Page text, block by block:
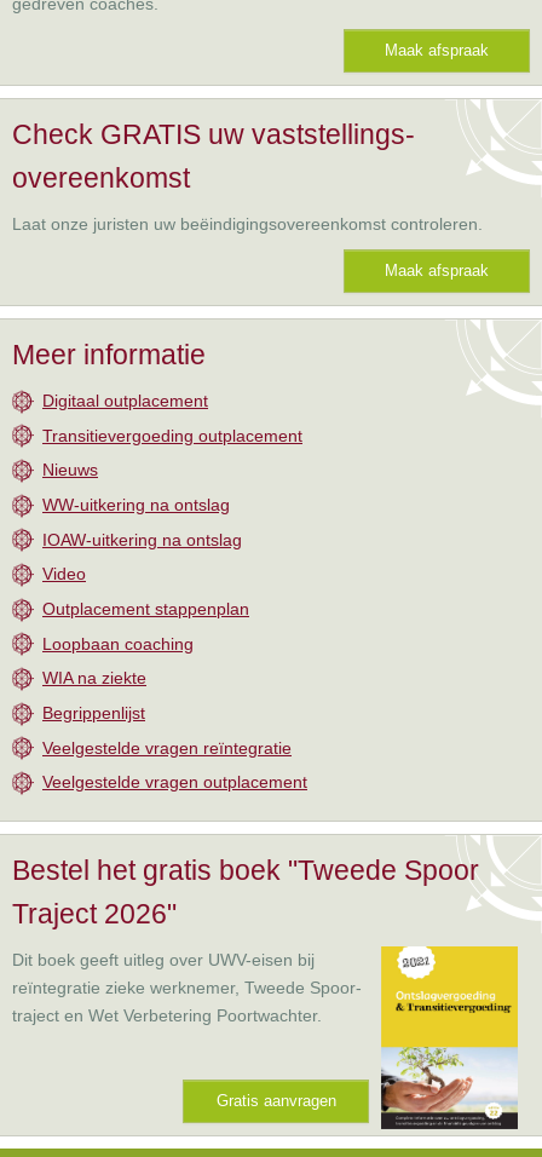
Maak afspraak
Check GRATIS uw vaststellings-
overeenkomst
Laat onze juristen uw beëindigingsovereenkomst controleren.
Maak afspraak
Meer informatie
Digitaal outplacement
Transitievergoeding outplacement
Nieuws
WW-uitkering na ontslag
IOAW-uitkering na ontslag
Video
Outplacement stappenplan
Loopbaan coaching
WIA na ziekte
Begrippenlijst
Veelgestelde vragen reïntegratie
Veelgestelde vragen outplacement
Bestel het gratis boek "Tweede Spoor
Traject 2026"
Dit boek geeft uitleg over UWV-eisen bij
reïntegratie zieke werknemer, Tweede Spoor-
traject en Wet Verbetering Poortwachter.
Gratis aanvragen